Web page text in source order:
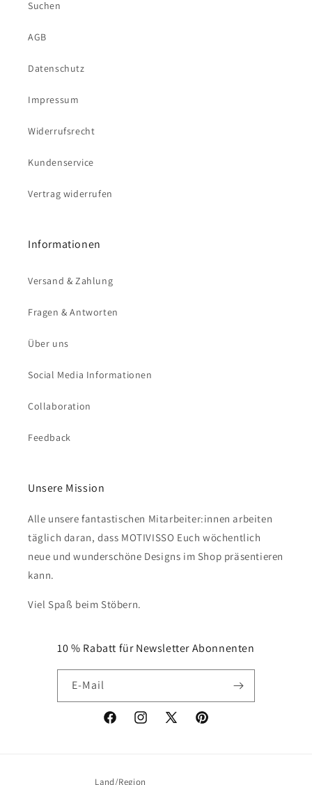
Suchen
AGB
Datenschutz
Impressum
Widerrufsrecht
Kundenservice
Vertrag widerrufen
Informationen
Versand & Zahlung
Fragen & Antworten
Über uns
Social Media Informationen
Collaboration
Feedback
Unsere Mission
Alle unsere fantastischen Mitarbeiter:innen arbeiten
täglich daran, dass MOTIVISSO Euch wöchentlich
neue und wunderschöne Designs im Shop präsentieren
kann.
Viel Spaß beim Stöbern.
10 % Rabatt für Newsletter Abonnenten
E-Mail
FacebookInstagram
X
Pinterest
Land/Region